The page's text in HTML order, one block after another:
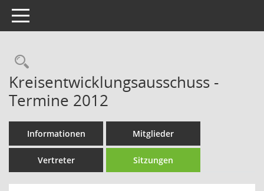
Toggle navigation
Rechercheauswahl
Kreisentwicklungsausschuss -
Termine 2012
Informationen Mitglieder
Vertreter Sitzungen